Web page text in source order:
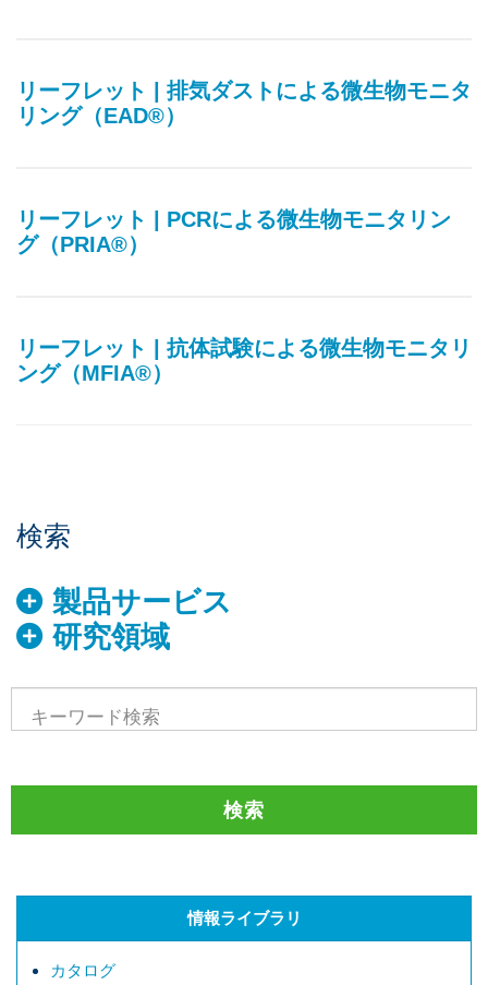
リーフレット | 排気ダストによる微生物モニタ
リング（EAD®）
リーフレット | PCRによる微生物モニタリン
グ（PRIA®）
リーフレット | 抗体試験による微生物モニタリ
ング（MFIA®）
検索
製品サービス
研究領域
情報ライブラリ
カタログ